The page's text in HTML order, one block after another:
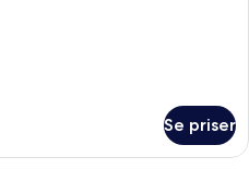
Se priser